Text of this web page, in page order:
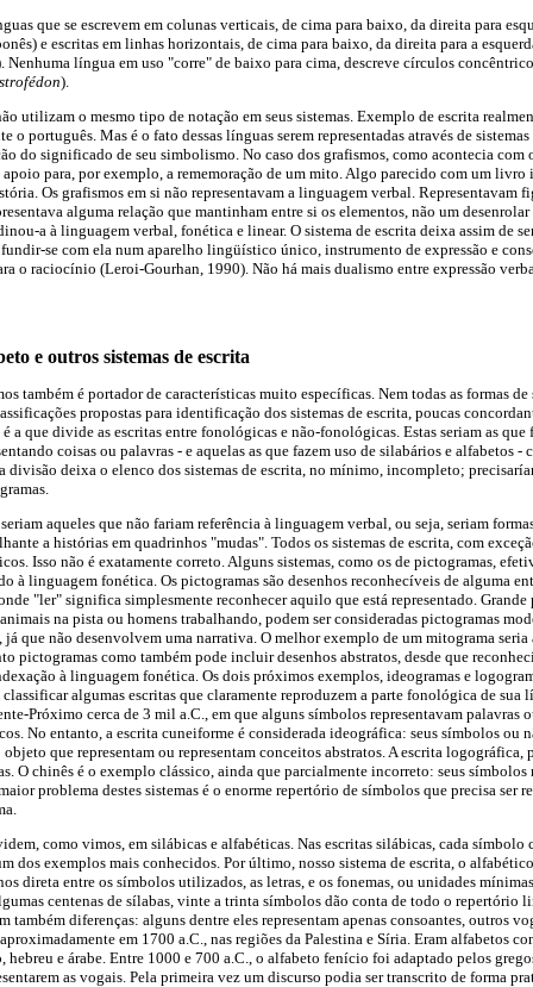
que se escrevem em colunas verticais, de cima para baixo, da direita para
e escritas em linhas horizontais, de cima para baixo, da direita para a
Nenhuma língua em uso "corre" de baixo para cima, descreve círculos
).
utilizam o mesmo tipo de notação em seus sistemas. Exemplo de escrita
o português. Mas é o fato dessas línguas serem representadas através de
do significado de seu simbolismo. No caso dos grafismos, como acontecia com
apoio para, por exemplo, a rememoração de um mito. Algo parecido com um
Os grafismos em si não representavam a linguagem verbal. Representavam
alguma relação que mantinham entre si os elementos, não um
a à linguagem verbal, fonética e linear. O sistema de escrita deixa assim de
se com ela num aparelho lingüístico único, instrumento de expressão e
o raciocínio (Leroi-Gourhan, 1990). Não há mais dualismo entre expressão
e outros sistemas de escrita
também é portador de características muito específicas. Nem todas as formas de
propostas para identificação dos sistemas de escrita, poucas
a que divide as escritas entre fonológicas e não-fonológicas. Estas seriam as que
coisas ou palavras - e aquelas as que fazem uso de silabários e alfabetos -
divisão deixa o elenco dos sistemas de escrita, no mínimo, incompleto;
aqueles que não fariam referência à linguagem verbal, ou seja, seriam
a histórias em quadrinhos "mudas". Todos os sistemas de escrita, com
Isso não é exatamente correto. Alguns sistemas, como os de pictogramas,
à linguagem fonética. Os pictogramas são desenhos reconhecíveis de alguma
"ler" significa simplesmente reconhecer aquilo que está representado. Grande
na pista ou homens trabalhando, podem ser consideradas pictogramas
já que não desenvolvem uma narrativa. O melhor exemplo de um mitograma
pictogramas como também pode incluir desenhos abstratos, desde que
à linguagem fonética. Os dois próximos exemplos, ideogramas e
classificar algumas escritas que claramente reproduzem a parte fonológica de sua
Próximo cerca de 3 mil a.C., em que alguns símbolos representavam palavras
No entanto, a escrita cuneiforme é considerada ideográfica: seus símbolos ou
que representam ou representam conceitos abstratos. A escrita logográfica,
O chinês é o exemplo clássico, ainda que parcialmente incorreto: seus símbolos
problema destes sistemas é o enorme repertório de símbolos que precisa ser
como vimos, em silábicas e alfabéticas. Nas escritas silábicas, cada símbolo
dos exemplos mais conhecidos. Por último, nosso sistema de escrita, o
direta entre os símbolos utilizados, as letras, e os fonemas, ou unidades
centenas de sílabas, vinte a trinta símbolos dão conta de todo o repertório
também diferenças: alguns dentre eles representam apenas consoantes, outros
em 1700 a.C., nas regiões da Palestina e Síria. Eram alfabetos
hebreu e árabe. Entre 1000 e 700 a.C., o alfabeto fenício foi adaptado pelos
as vogais. Pela primeira vez um discurso podia ser transcrito de forma